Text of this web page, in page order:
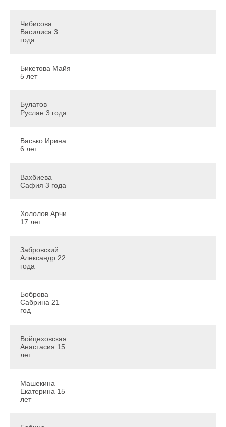
Чибисова
Василиса 3
года
Бикетова Майя
5 лет
Булатов
Руслан 3 года
Васько Ирина
6 лет
Вахбиева
Сафия 3 года
Хололов Арчи
17 лет
Забровский
Александр 22
года
Боброва
Сабрина 21
год
Войцеховская
Анастасия 15
лет
Машекина
Екатерина 15
лет
© 2025 Чудо в дар
All rights reserved
Инструкция
по приобретению
ранее
Документы
Координатор добрых дел